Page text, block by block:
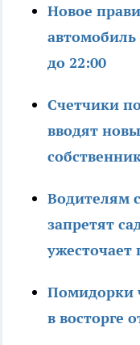
Новое
автомобиль
до 22:00
Счетчики
вводят
Водителям
запретят
ужесточает
Помидорки
в восторге